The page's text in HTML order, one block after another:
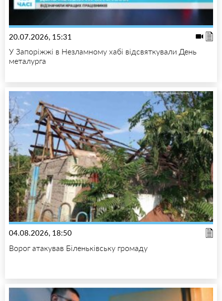
20.07.2026, 15:31
У Запоріжжі в Незламному хабі відсвяткували День
металурга
04.08.2026, 18:50
Ворог атакував Біленьківську громаду